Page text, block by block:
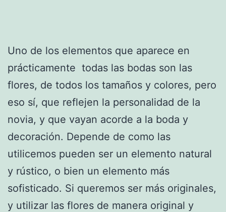
Uno de los elementos que aparece en
prácticamente todas las bodas son las
flores, de todos los tamaños y colores, pero
eso sí, que reflejen la personalidad de la
novia, y que vayan acorde a la boda y
decoración. Depende de como las
utilicemos pueden ser un elemento natural
y rústico, o bien un elemento más
sofisticado. Si queremos ser más originales,
y utilizar las flores de manera original y